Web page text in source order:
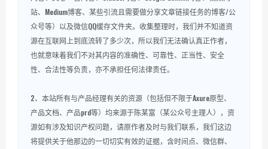
站、Medium博客、某些引流且需要做分享文章链接任务的博客/公
众号等）以及微信QQ缓存文件夹。收集整理时，我们并不知道资
源在互联网上到底流转了多少次，所以我们无法确认真正作者，
也就意味着我们不对其内容的准确性、可靠性、正当性、安全
性、合法性等负责，亦不承担任何法律责任。
2、本站所有与产品经理有关的资源（包括但不限于Axure原型、
产品文档、产品prd等）均来源于陈某富（某公众号主理人），资
源如有涉及知识产权问题，请原作者及时与我们联系，我们这边
将提供关于他那边的一切切实有效的证据，含时间点、微信群、